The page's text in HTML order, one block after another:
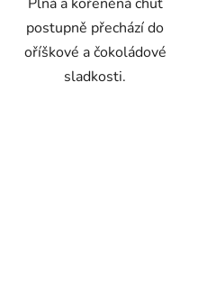
postupně přechází do
oříškové a čokoládové
sladkosti.